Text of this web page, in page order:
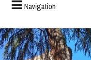
Navigation